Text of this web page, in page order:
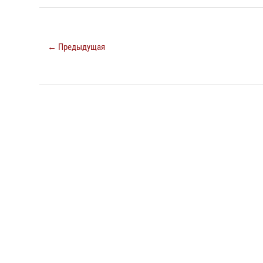
← Предыдущая